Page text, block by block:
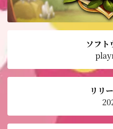
ソフト
リリ